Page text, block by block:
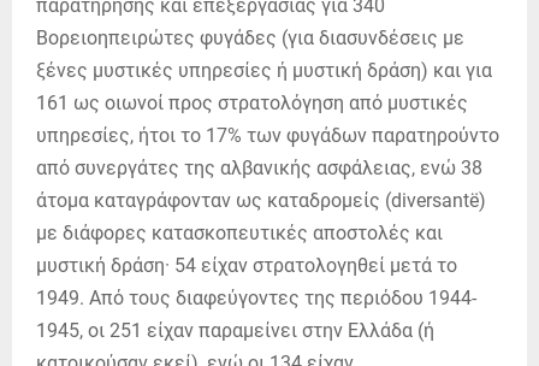
παρατήρησης και επεξεργασίας για 340
Βορειοηπειρώτες φυγάδες (για διασυνδέσεις με
ξένες μυστικές υπηρεσίες ή μυστική δράση) και για
161 ως οιωνοί προς στρατολόγηση από μυστικές
υπηρεσίες, ήτοι το 17% των φυγάδων παρατηρούντο
από συνεργάτες της αλβανικής ασφάλειας, ενώ 38
άτομα καταγράφονταν ως καταδρομείς (diversantë)
με διάφορες κατασκοπευτικές αποστολές και
μυστική δράση· 54 είχαν στρατολογηθεί μετά το
1949. Από τους διαφεύγοντες της περιόδου 1944-
1945, οι 251 είχαν παραμείνει στην Ελλάδα (ή